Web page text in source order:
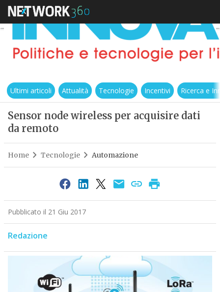
Ultimi articoli Attualità Tecnologie Incentivi Ricerca e
Sensor node wireless per acquisire dati
da remoto
Home Tecnologie Automazione
Pubblicato il 21 Giu 2017
Redazione